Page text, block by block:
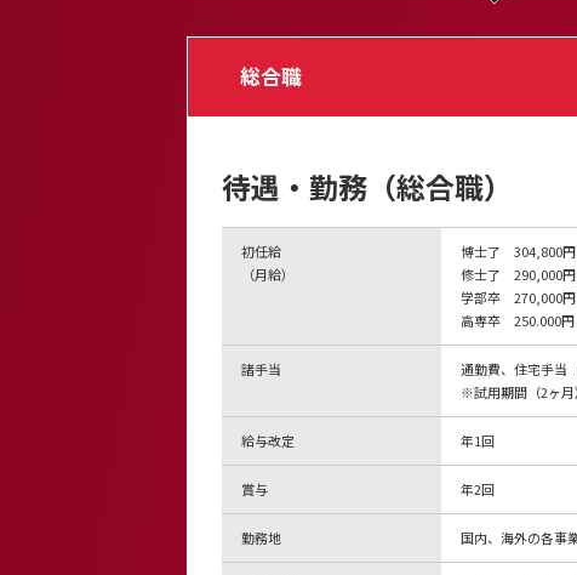
総合職
待遇・勤務（総合職）
初任給
（月給）
博士了 304,800円
修士了 290,000円
学部卒 270,000円
高専卒 250.000円
諸手当
通勤費、住宅手
※試用期間（2ヶ
給与改定 年1回
賞与 年2回
勤務地 国内、海外の各事